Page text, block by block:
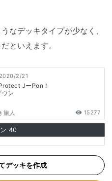
なデッキタイプが少なく、
といえます。
2020/2/21
JーPon！
ウン
旅人 15277
40
デッキを作成